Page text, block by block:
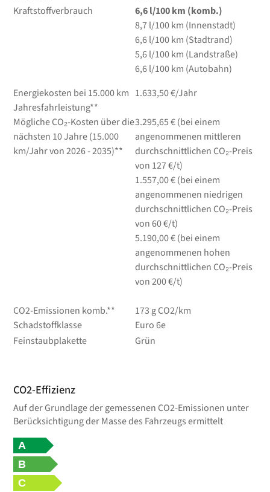
Kraftstoffverbrauch
6,6l/100 km (komb.)
8,7l/100 km (Innenstadt)
6,6l/100 km (Stadtrand)
5,6l/100 km (Landstraße)
6,6l/100 km (Autobahn)
Energiekosten bei 15.000 km
Jahresfahrleistung**
1.633,50 €/Jahr
Mögliche CO₂-Kosten über die
nächsten 10 Jahre (15.000
km/Jahr von 2026 - 2035)**
3.295,65 € (bei einem
angenommenen mittleren
durchschnittlichen CO₂-Preis
von 127 €/t)
1.557,00 € (bei einem
angenommenen niedrigen
durchschnittlichen CO₂-Preis
von 60 €/t)
5.190,00 € (bei einem
angenommenen hohen
durchschnittlichen CO₂-Preis
von 200 €/t)
CO2-Emissionen komb.**
173 g CO2/km
Schadstoffklasse
Euro 6e
Feinstaubplakette
Grün
CO2-Effizienz
Auf der Grundlage der gemessenen CO2-Emissionen unter
Berücksichtigung der Masse des Fahrzeugs ermittelt
A
B
C